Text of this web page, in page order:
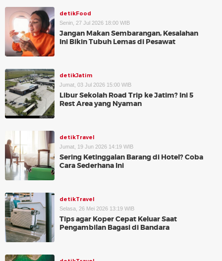
detikFood
Senin, 27 Jul 2026 18:00 WIB
Jangan Makan Sembarangan, Kesalahan
Ini Bikin Tubuh Lemas di Pesawat
detikJatim
Jumat, 03 Jul 2026 15:00 WIB
Libur Sekolah Road Trip ke Jatim? Ini 5
Rest Area yang Nyaman
detikTravel
Jumat, 19 Jun 2026 14:19 WIB
Sering Ketinggalan Barang di Hotel? Coba
Cara Sederhana Ini
detikTravel
Selasa, 26 Mei 2026 13:19 WIB
Tips agar Koper Cepat Keluar Saat
Pengambilan Bagasi di Bandara